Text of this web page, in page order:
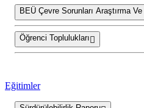
BEÜ Çevre Sorunları Araştırma
Öğrenci Toplulukları
Eğitimler